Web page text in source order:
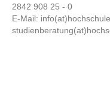
2842 908 25 - 0
E-Mail: